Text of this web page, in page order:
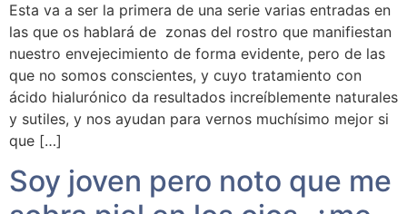
Esta va a ser la primera de una serie varias entradas en
las que os hablará de zonas del rostro que manifiestan
nuestro envejecimiento de forma evidente, pero de las
que no somos conscientes, y cuyo tratamiento con
ácido hialurónico da resultados increíblemente naturales
y sutiles, y nos ayudan para vernos muchísimo mejor si
que […]
Soy joven pero noto que me